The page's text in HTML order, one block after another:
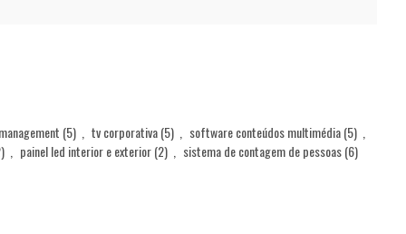
(5) tv corporativa(5) software conteúdos multimédia(5)
painel led interior e exterior(2) sistema de contagem de pessoas(6)